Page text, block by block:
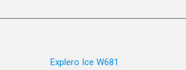
Explero Ice W681